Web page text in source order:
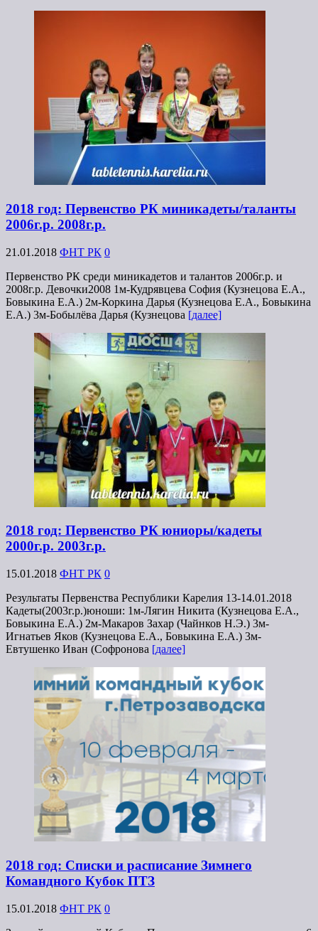
2018 год: Первенство РК миникадеты/таланты
2006г.р. 2008г.р.
21.01.2018 ФНТ РК 0
Первенство РК среди миникадетов и талантов 2006г.р. и
2008г.р. Девочки2008 1м-Кудрявцева София (Кузнецова Е.А.,
Бовыкина Е.А.) 2м-Коркина Дарья (Кузнецова Е.А., Бовыкина
Е.А.) 3м-Бобылёва Дарья (Кузнецова [далее]
2018 год: Первенство РК юниоры/кадеты
2000г.р. 2003г.р.
15.01.2018 ФНТ РК 0
Результаты Первенства Республики Карелия 13-14.01.2018
Кадеты(2003г.р.)юноши: 1м-Лягин Никита (Кузнецова Е.А.,
Бовыкина Е.А.) 2м-Макаров Захар (Чайнков Н.Э.) 3м-
Игнатьев Яков (Кузнецова Е.А., Бовыкина Е.А.) 3м-
Евтушенко Иван (Софронова [далее]
2018 год: Списки и расписание Зимнего
Командного Кубок ПТЗ
15.01.2018 ФНТ РК 0